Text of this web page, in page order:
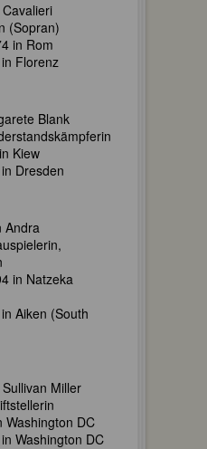
(Sopran)
in Rom
Florenz
Blank
Kiew
Dresden
Andra
in Natzeka
Aiken (South
Miller
Washington DC
Washington DC